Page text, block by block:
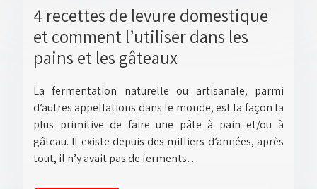
4 recettes de levure domestique
et comment l’utiliser dans les
pains et les gâteaux
La fermentation naturelle ou artisanale, parmi
d’autres appellations dans le monde, est la façon la
plus primitive de faire une pâte à pain et/ou à
gâteau. Il existe depuis des milliers d’années, après
tout, il n’y avait pas de ferments…